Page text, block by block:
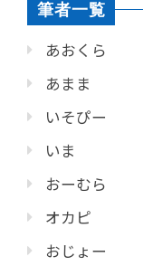
筆者一覧
あおくら
あまま
いそぴー
いま
おーむら
オカピ
おじょー